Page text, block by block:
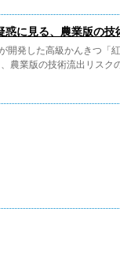
に見る、農業版の技
開発した高級かんきつ「
農業版の技術流出リスク